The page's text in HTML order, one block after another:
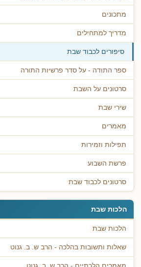
מתכונים
מדריך למתחילים
סיפורים לכבוד שבת
ספר התודה - על סדר פרשיות התורה
סרטונים על השבת
שירי שבת
מאמרים
תפילות וזמירות
פרשת השבוע
סרטונים לכבוד שבת
הלכות שבת
הלכות שבת
שאלות ותשובות בהלכה - הרב ש. ב. גנוט